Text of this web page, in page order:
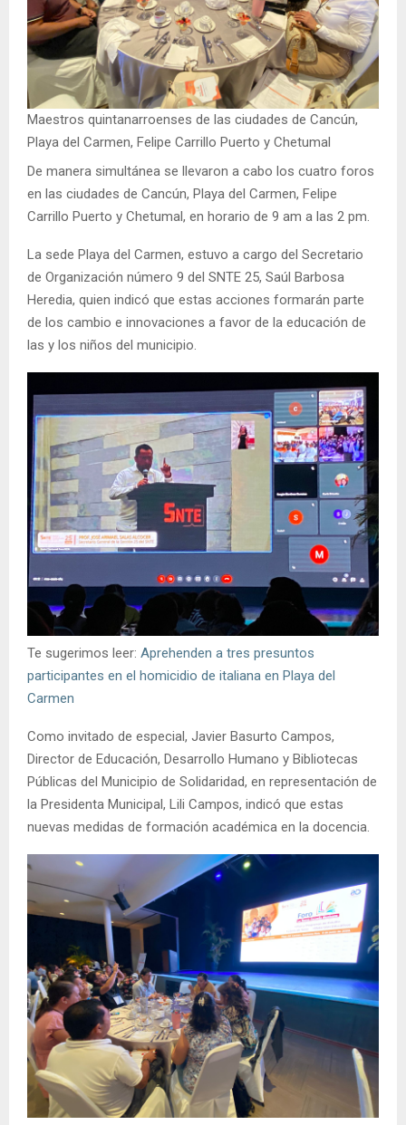
Maestros quintanarroenses de las ciudades de Cancún,
Playa del Carmen, Felipe Carrillo Puerto y Chetumal
De manera simultánea se llevaron a cabo los cuatro foros
en las ciudades de Cancún, Playa del Carmen, Felipe
Carrillo Puerto y Chetumal, en horario de 9 am a las 2 pm.
La sede Playa del Carmen, estuvo a cargo del Secretario
de Organización número 9 del SNTE 25, Saúl Barbosa
Heredia, quien indicó que estas acciones formarán parte
de los cambio e innovaciones a favor de la educación de
las y los niños del municipio.
Te sugerimos leer: Aprehenden a tres presuntos
participantes en el homicidio de italiana en Playa del
Carmen
Como invitado de especial, Javier Basurto Campos,
Director de Educación, Desarrollo Humano y Bibliotecas
Públicas del Municipio de Solidaridad, en representación de
la Presidenta Municipal, Lili Campos, indicó que estas
nuevas medidas de formación académica en la docencia.